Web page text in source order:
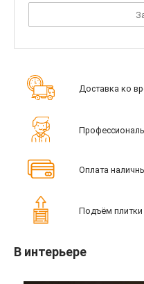
Доставка ко
Оплата
Подъём плитки
В интерьере